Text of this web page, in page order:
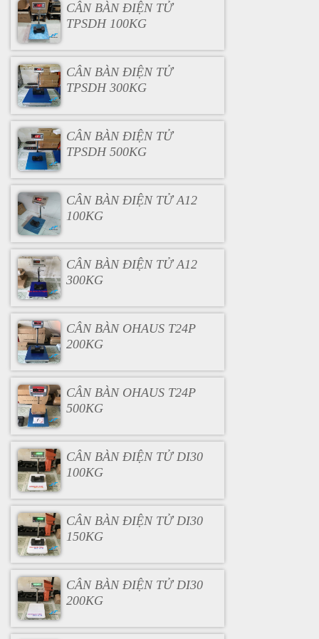
CÂN BÀN ĐIỆN TỬ
TPSDH 100KG
CÂN BÀN ĐIỆN TỬ
TPSDH 300KG
CÂN BÀN ĐIỆN TỬ
TPSDH 500KG
CÂN BÀN ĐIỆN TỬ A12
100KG
CÂN BÀN ĐIỆN TỬ A12
300KG
CÂN BÀN OHAUS T24P
200KG
CÂN BÀN OHAUS T24P
500KG
CÂN BÀN ĐIỆN TỬ DI30
100KG
CÂN BÀN ĐIỆN TỬ DI30
150KG
CÂN BÀN ĐIỆN TỬ DI30
200KG